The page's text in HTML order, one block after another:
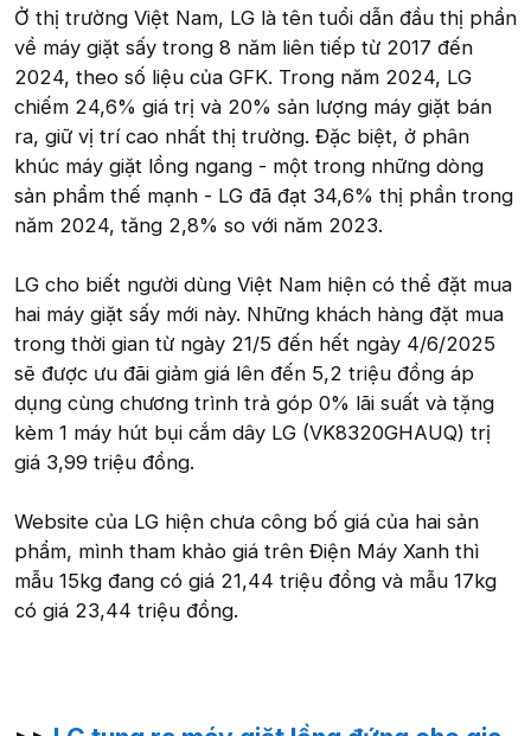
Ở thị trường Việt Nam, LG là tên tuổi dẫn đầu thị phần
về máy giặt sấy trong 8 năm liên tiếp từ 2017 đến
2024, theo số liệu của GFK. Trong năm 2024, LG
chiếm 24,6% giá trị và 20% sản lượng máy giặt bán
ra, giữ vị trí cao nhất thị trường. Đặc biệt, ở phân
khúc máy giặt lồng ngang - một trong những dòng
sản phẩm thế mạnh - LG đã đạt 34,6% thị phần trong
năm 2024, tăng 2,8% so với năm 2023.
LG cho biết người dùng Việt Nam hiện có thể đặt mua
hai máy giặt sấy mới này. Những khách hàng đặt mua
trong thời gian từ ngày 21/5 đến hết ngày 4/6/2025
sẽ được ưu đãi giảm giá lên đến 5,2 triệu đồng áp
dụng cùng chương trình trả góp 0% lãi suất và tặng
kèm 1 máy hút bụi cắm dây LG (VK8320GHAUQ) trị
giá 3,99 triệu đồng.
Website của LG hiện chưa công bố giá của hai sản
phẩm, mình tham khảo giá trên Điện Máy Xanh thì
mẫu 15kg đang có giá 21,44 triệu đồng và mẫu 17kg
có giá 23,44 triệu đồng.